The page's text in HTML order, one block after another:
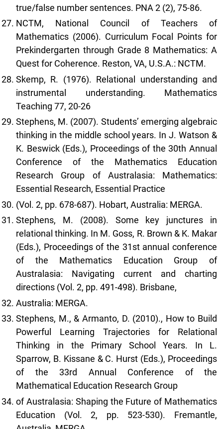
true/false number sentences. PNA 2 (2), 75-86.
NCTM, National Council of Teachers of
Mathematics (2006). Curriculum Focal Points for
Prekindergarten through Grade 8 Mathematics: A
Quest for Coherence. Reston, VA, U.S.A.: NCTM.
Skemp, R. (1976). Relational understanding and
instrumental understanding. Mathematics
Teaching 77, 20-26
Stephens, M. (2007). Students’ emerging algebraic
thinking in the middle school years. In J. Watson &
K. Beswick (Eds.), Proceedings of the 30th Annual
Conference of the Mathematics Education
Research Group of Australasia: Mathematics:
Essential Research, Essential Practice
(Vol. 2, pp. 678-687). Hobart, Australia: MERGA.
Stephens, M. (2008). Some key junctures in
relational thinking. In M. Goss, R. Brown & K. Makar
(Eds.), Proceedings of the 31st annual conference
of the Mathematics Education Group of
Australasia: Navigating current and charting
directions (Vol. 2, pp. 491-498). Brisbane,
Australia: MERGA.
Stephens, M., & Armanto, D. (2010)., How to Build
Powerful Learning Trajectories for Relational
Thinking in the Primary School Years. In L.
Sparrow, B. Kissane & C. Hurst (Eds.), Proceedings
of the 33rd Annual Conference of the
Mathematical Education Research Group
of Australasia: Shaping the Future of Mathematics
Education (Vol. 2, pp. 523-530). Fremantle,